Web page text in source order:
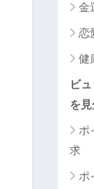
金
恋
健
ビ
を
ポ
求
ポ